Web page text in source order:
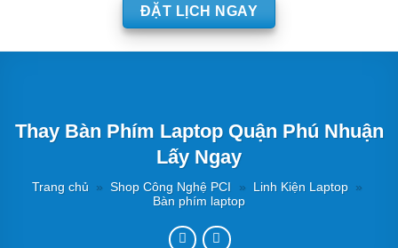
ĐẶT LỊCH NGAY
Thay Bàn Phím Laptop Quận Phú Nhuận
Lấy Ngay
Trang chủ » Shop Công Nghệ PCI » Linh Kiện Laptop »
Bàn phím laptop